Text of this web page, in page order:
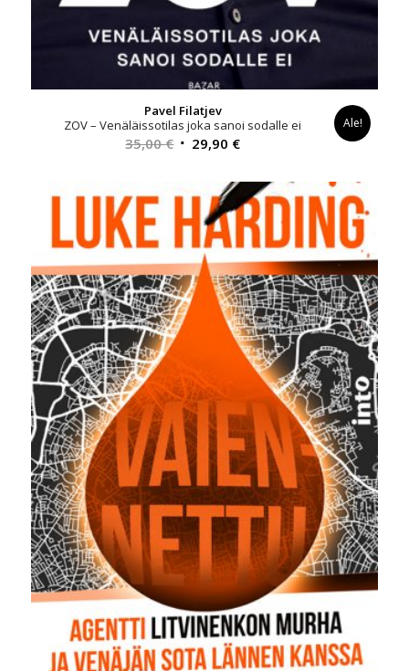
Pavel Filatjev
ZOV – Venäläissotilas joka sanoi sodalle ei
35,00€ Alkuperäinen
35,00 €.
29,90 €Nykyinen
on:
29,90 €.
Ale!